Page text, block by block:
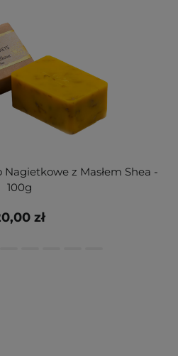
Nagietkowe z Masłem Shea -
100g
zł